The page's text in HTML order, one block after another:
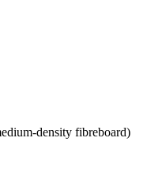
density fibreboard)